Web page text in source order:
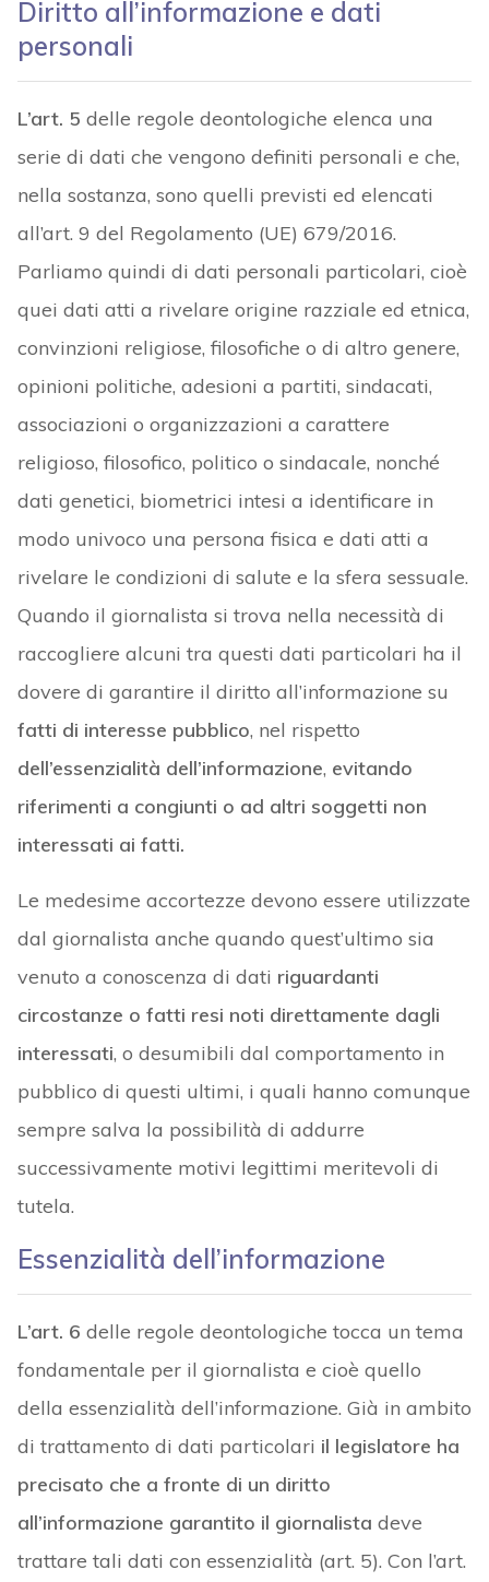
Diritto all’informazione e dati
personali
L’art. 5 delle regole deontologiche elenca una
serie di dati che vengono definiti personali e che,
nella sostanza, sono quelli previsti ed elencati
all’art. 9 del Regolamento (UE) 679/2016.
Parliamo quindi di dati personali particolari, cioè
quei dati atti a rivelare origine razziale ed etnica,
convinzioni religiose, filosofiche o di altro genere,
opinioni politiche, adesioni a partiti, sindacati,
associazioni o organizzazioni a carattere
religioso, filosofico, politico o sindacale, nonché
dati genetici, biometrici intesi a identificare in
modo univoco una persona fisica e dati atti a
rivelare le condizioni di salute e la sfera sessuale.
Quando il giornalista si trova nella necessità di
raccogliere alcuni tra questi dati particolari ha il
dovere di garantire il diritto all’informazione su
fatti di interesse pubblico, nel rispetto
dell’essenzialità dell’informazione, evitando
riferimenti a congiunti o ad altri soggetti non
interessati ai fatti.
Le medesime accortezze devono essere utilizzate
dal giornalista anche quando quest’ultimo sia
venuto a conoscenza di dati riguardanti
circostanze o fatti resi noti direttamente dagli
interessati, o desumibili dal comportamento in
pubblico di questi ultimi, i quali hanno comunque
sempre salva la possibilità di addurre
successivamente motivi legittimi meritevoli di
tutela.
Essenzialità dell’informazione
L’art. 6 delle regole deontologiche tocca un tema
fondamentale per il giornalista e cioè quello
della essenzialità dell’informazione. Già in ambito
di trattamento di dati particolari il legislatore ha
precisato che a fronte di un diritto
all’informazione garantito il giornalista deve
trattare tali dati con essenzialità (art. 5). Con l’art.